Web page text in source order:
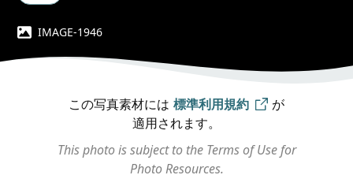
IMAGE-1946
この写真素材には 標準利用規約
が
適用されます。
This photo is subject to the Terms of Use for
Photo Resources.